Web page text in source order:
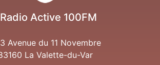
Radio Active 100FM
Avenue du 11 Novembre
La Valette-du-Var